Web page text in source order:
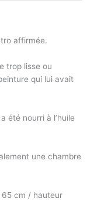
affirmée.
trop lisse ou
qui lui avait
été nourri à l’huile
une chambre
cm / hauteur